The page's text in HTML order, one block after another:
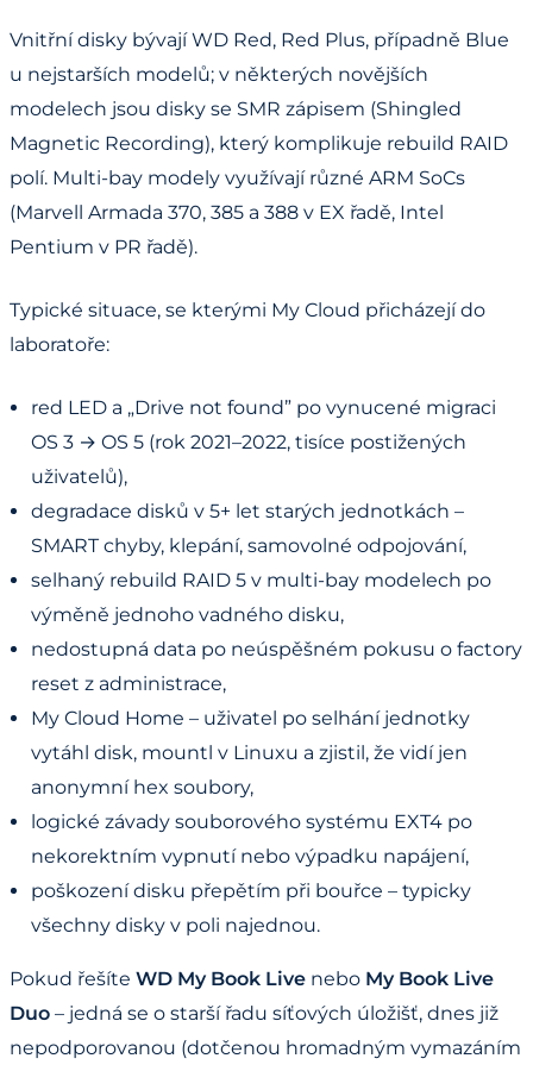
Vnitřní disky bývají WD Red, Red Plus, případně Blue
u nejstarších modelů; v některých novějších
modelech jsou disky se SMR zápisem (Shingled
Magnetic Recording), který komplikuje rebuild RAID
polí. Multi-bay modely využívají různé ARM SoCs
(Marvell Armada 370, 385 a 388 v EX řadě, Intel
Pentium v PR řadě).
Typické situace, se kterými My Cloud přicházejí do
laboratoře:
red LED a „Drive not found” po vynucené migraci
OS 3 → OS 5 (rok 2021–2022, tisíce postižených
uživatelů),
degradace disků v 5+ let starých jednotkách –
SMART chyby, klepání, samovolné odpojování,
selhaný rebuild RAID 5 v multi-bay modelech po
výměně jednoho vadného disku,
nedostupná data po neúspěšném pokusu o factory
reset z administrace,
My Cloud Home – uživatel po selhání jednotky
vytáhl disk, mountl v Linuxu a zjistil, že vidí jen
anonymní hex soubory,
logické závady souborového systému EXT4 po
nekorektním vypnutí nebo výpadku napájení,
poškození disku přepětím při bouřce – typicky
všechny disky v poli najednou.
Pokud řešíte WD My Book Live nebo My Book Live
Duo – jedná se o starší řadu síťových úložišť, dnes již
nepodporovanou (dotčenou hromadným vymazáním